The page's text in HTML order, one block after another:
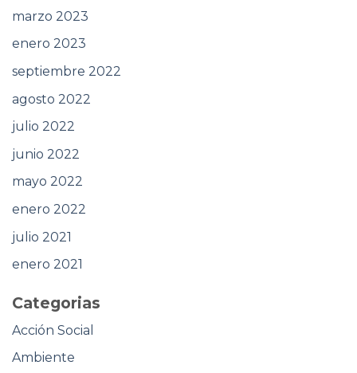
marzo 2023
enero 2023
septiembre 2022
agosto 2022
julio 2022
junio 2022
mayo 2022
enero 2022
julio 2021
enero 2021
Categorias
Acción Social
Ambiente